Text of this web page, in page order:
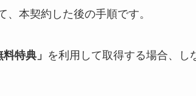
本契約した後の手順です。
特典」
を利用して取得する場合、し